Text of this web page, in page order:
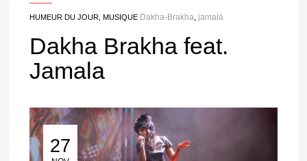
HUMEUR DU JOUR, MUSIQUE Dakha-Brakha jamala
Dakha Brakha feat.
Jamala
27
27 Nov 2016